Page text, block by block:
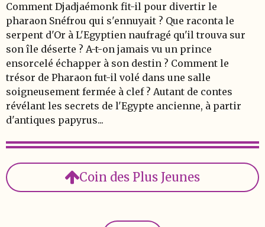
Comment Djadjaémonk fit-il pour divertir le
pharaon Snéfrou qui s'ennuyait ? Que raconta le
serpent d'Or à L'Egyptien naufragé qu'il trouva sur
son île déserte ? A-t-on jamais vu un prince
ensorcelé échapper à son destin ? Comment le
trésor de Pharaon fut-il volé dans une salle
soigneusement fermée à clef ? Autant de contes
révélant les secrets de l'Egypte ancienne, à partir
d'antiques papyrus...
Coin des Plus Jeunes